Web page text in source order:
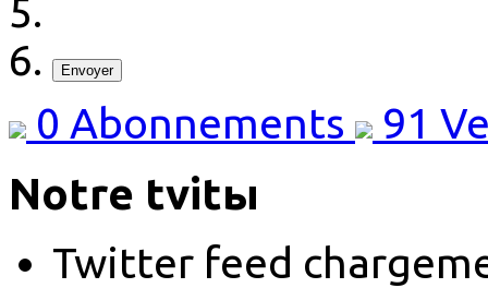
Envoyer
0 Abonnements 91
Notre tvitы
Twitter feed